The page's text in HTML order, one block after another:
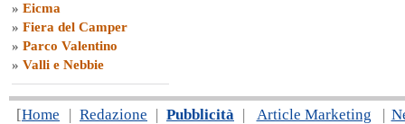
» Eicma
» Fiera del Camper
» Parco Valentino
» Valli e Nebbie
[Home | Redazione | Pubblicità | Article Marketing |